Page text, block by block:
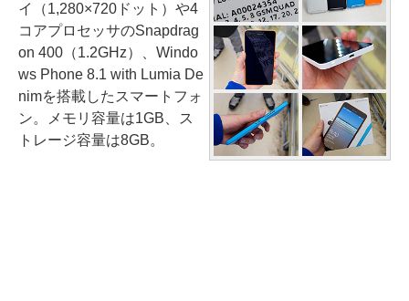
イ（1,280×720ドット）や4
コアプロセッサのSnapdrag
on 400（1.2GHz）、Windo
ws Phone 8.1 with Lumia De
nimを搭載したスマートフォ
ン。メモリ容量は1GB、ス
トレージ容量は8GB。